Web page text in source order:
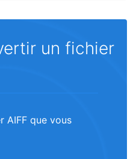
un fichier
AIFF que vous